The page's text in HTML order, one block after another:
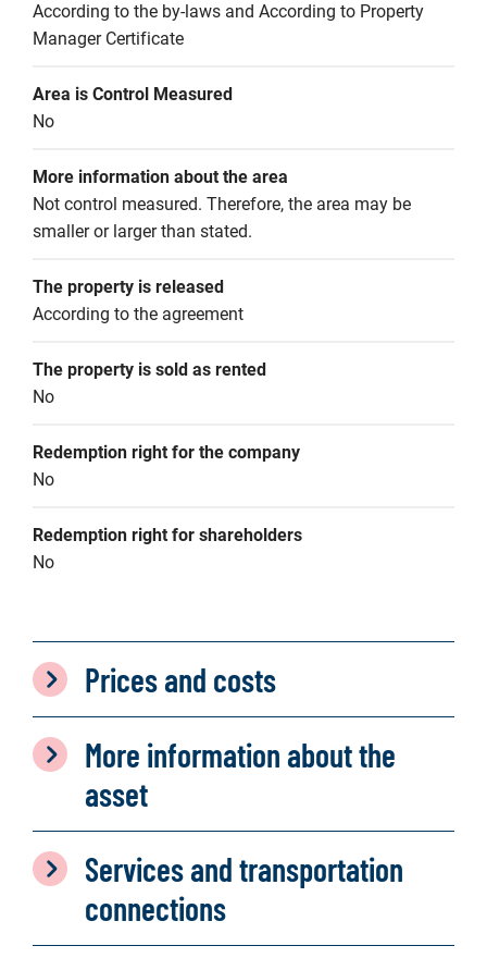
According to the by-laws and According to Property
Manager Certificate
Area is Control Measured
No
More information about the area
Not control measured. Therefore, the area may be
smaller or larger than stated.
The property is released
According to the agreement
The property is sold as rented
No
Redemption right for the company
No
Redemption right for shareholders
No
Prices and costs
More information about the
asset
Services and transportation
connections